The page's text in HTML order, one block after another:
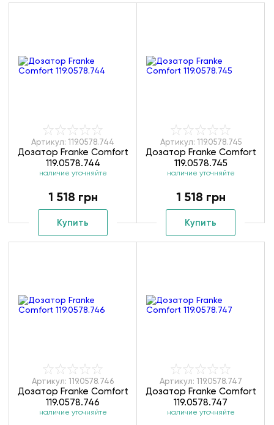
Артикул: 119.0578.744
Дозатор Franke Comfort
119.0578.744
наличие уточняйте
1 518 грн
Купить
Артикул: 119.0578.745
Дозатор Franke Comfort
119.0578.745
наличие уточняйте
1 518 грн
Купить
Артикул: 119.0578.746
Дозатор Franke Comfort
119.0578.746
наличие уточняйте
Артикул: 119.0578.747
Дозатор Franke Comfort
119.0578.747
наличие уточняйте